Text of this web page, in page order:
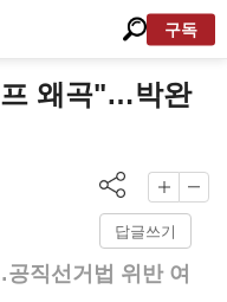
구독
왜곡"…박완
답글쓰기
직선거법 위반 여